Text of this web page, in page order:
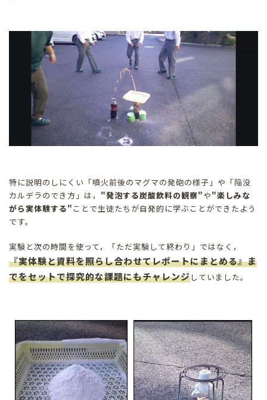
特に説明のしにくい「噴火前後のマグマの発砲の様子」や「陥没
カルデラのでき方」は， "発泡する炭酸飲料の観察"や"楽しみな
がら実体験する" ことで生徒たちが自発的に学ぶことができたよう
です。
実験と次の時間を使って，「ただ実験して終わり」ではなく，
『実体験と資料を照らし合わせてレポートにまとめる』ま
でをセットで探究的な課題にもチャレンジしていました。